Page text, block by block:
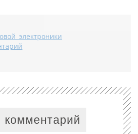
электроники
комментарий